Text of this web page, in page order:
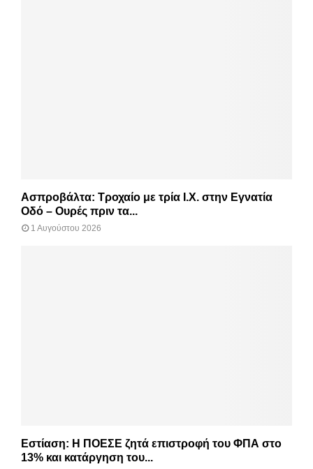
Ασπροβάλτα: Τροχαίο με τρία Ι.Χ. στην Εγνατία
Οδό – Ουρές πριν τα...
1 Αυγούστου 2026
Εστίαση: Η ΠΟΕΣΕ ζητά επιστροφή του ΦΠΑ στο
13% και κατάργηση του...